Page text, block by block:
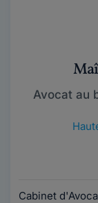
Avocat au
Cabinet